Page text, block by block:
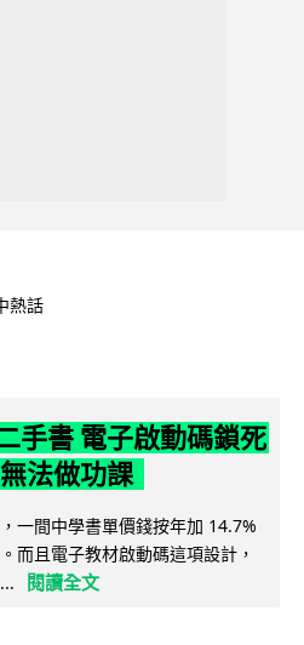
熱話
手書 電子啟動碼鎖死
法做功課
一間中學書單價錢按年加 14.7%
而且電子教材啟動碼這項設計，
閱讀全文